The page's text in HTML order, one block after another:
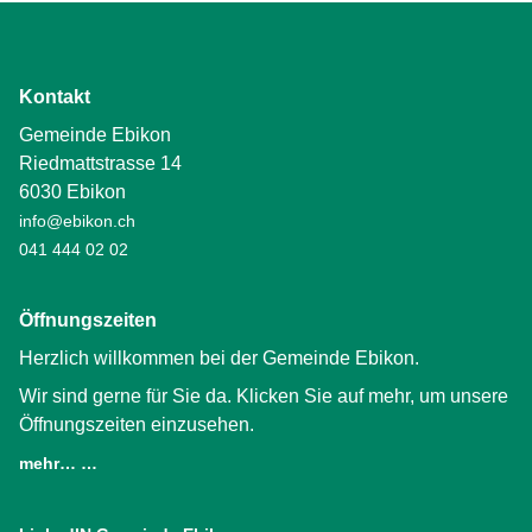
Kontakt
Gemeinde Ebikon
Riedmattstrasse 14
6030 Ebikon
info@ebikon.ch
041 444 02 02
Öffnungszeiten
Herzlich willkommen bei der Gemeinde Ebikon.
Wir sind gerne für Sie da. Klicken Sie auf mehr, um unsere
Öffnungszeiten einzusehen.
mehr… …